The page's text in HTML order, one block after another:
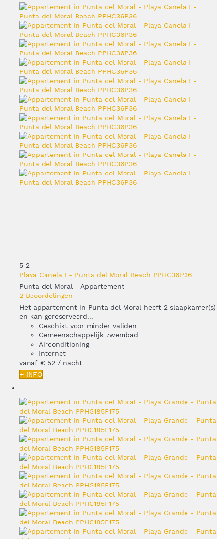
5 2
Playa Canela I - Punta del Moral Beach PPHC36P36
Punta del Moral - Appartement
2 Beoordelingen
Het appartement in Punta del Moral heeft 2 slaapkamer(s)
en kan gereserveerd...
Geschikt voor minder validen
Gemeenschappelijk zwembad
Airconditioning
Internet
vanaf € 52 / nacht
+ INFO